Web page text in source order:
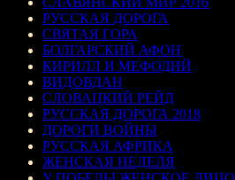
РУССКАЯ ДОРОГА
СВЯТАЯ ГОРА
БОЛГАРСКИЙ АФОН
КИРИЛЛ И МЕФОДИЙ
ВИДОВДАН
СЛОВАЦКИЙ РЕЙД
РУССКАЯ ДОРОГА 2018
ДОРОГИ ВОЙНЫ
РУССКАЯ АФРИКА
ЖЕНСКАЯ НЕДЕЛЯ